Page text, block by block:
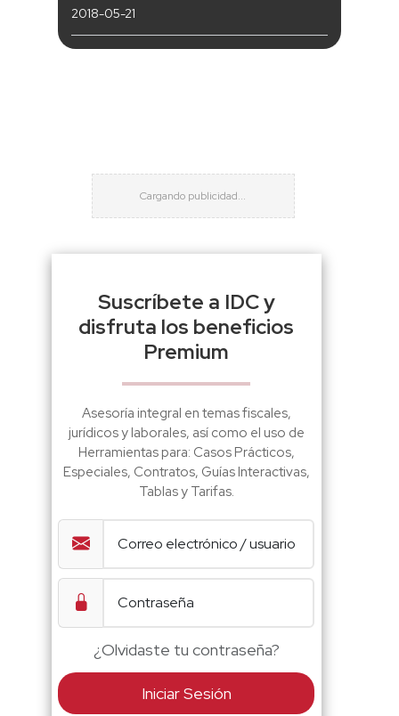
2018-05-21
Suscríbete a IDC y
disfruta los beneficios
Premium
Asesoría integral en temas fiscales,
jurídicos y laborales, así como el uso de
Herramientas para: Casos Prácticos,
Especiales, Contratos, Guías Interactivas,
Tablas y Tarifas.
¿Olvidaste tu contraseña?
Iniciar Sesión